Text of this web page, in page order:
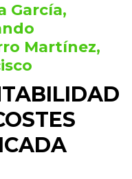
García,
Martínez,